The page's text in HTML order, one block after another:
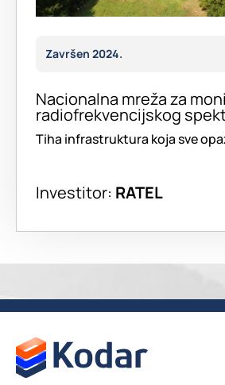
Završen 2024.
Nacionalna mreža za
radiofrekvencijskog
Tiha infrastruktura koja sve
Investitor: RATEL